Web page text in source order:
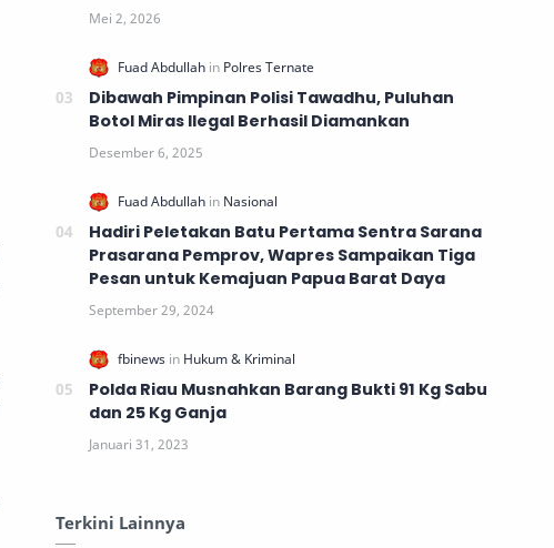
Dibawah Pimpinan Polisi Tawadhu, Puluhan
Botol Miras Ilegal Berhasil Diamankan
Hadiri Peletakan Batu Pertama Sentra Sarana
Prasarana Pemprov, Wapres Sampaikan Tiga
Pesan untuk Kemajuan Papua Barat Daya
Polda Riau Musnahkan Barang Bukti 91 Kg Sabu
dan 25 Kg Ganja
Terkini Lainnya